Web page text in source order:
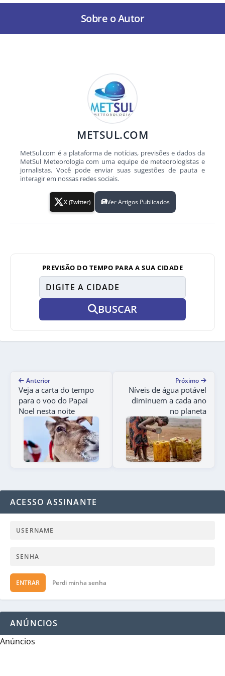
Sobre o Autor
METSUL.COM
MetSul.com é a plataforma de notícias, previsões e dados da
MetSul Meteorologia com uma equipe de meteorologistas e
jornalistas. Você pode enviar suas sugestões de pauta e
interagir em nossas redes sociais.
X (Twitter) Ver Artigos Publicados
PREVISÃO DO TEMPO PARA A SUA CIDADE
BUSCAR
Anterior
Veja a carta do tempo
para o voo do Papai
Noel nesta noite
Próximo
Níveis de água potável
diminuem a cada ano
no planeta
ACESSO ASSINANTE
ENTRAR Perdi minha senha
ANÚNCIOS
Anúncios